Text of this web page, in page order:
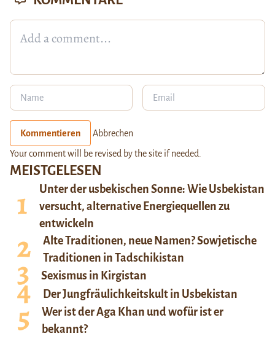
MEISTGELESEN
Unter der usbekischen Sonne: Wie Usbekistan
versucht, alternative Energiequellen zu
entwickeln
Alte Traditionen, neue Namen? Sowjetische
Traditionen in Tadschikistan
Sexismus in Kirgistan
Der Jungfräulichkeitskult in Usbekistan
Wer ist der Aga Khan und wofür ist er
bekannt?
Kommentieren Abbrechen
Your comment will be revised by the site if needed.